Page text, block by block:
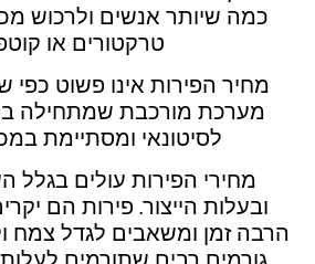
כמה שיותר אנשים ולרכוש
טרקטורים או
מחיר הפירות אינו פשוט כפי
מערכת מורכבת שמתחילה
לסיטונאי ומסתיימת
מחירי הפירות עולים בגלל
ובעלות הייצור. פירות הם
הרבה זמן ומשאבים לגדל צמח